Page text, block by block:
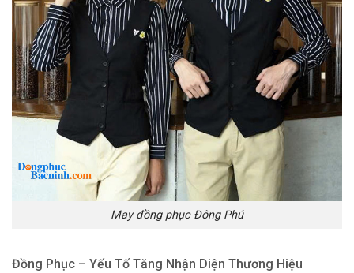
May đồng phục Đông Phú
Đồng Phục – Yếu Tố Tăng Nhận Diện Thương Hiệu